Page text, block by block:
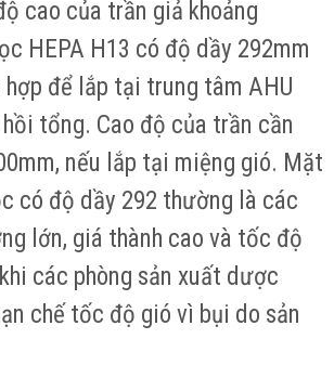
cao của trần giả khoảng
HEPA H13 có độ dầy 292mm
để lắp tại trung tâm AHU
tổng. Cao độ của trần cần
nếu lắp tại miệng gió. Mặt
có độ dầy 292 thường là các
lớn, giá thành cao và tốc độ
các phòng sản xuất dược
chế tốc độ gió vì bụi do sản